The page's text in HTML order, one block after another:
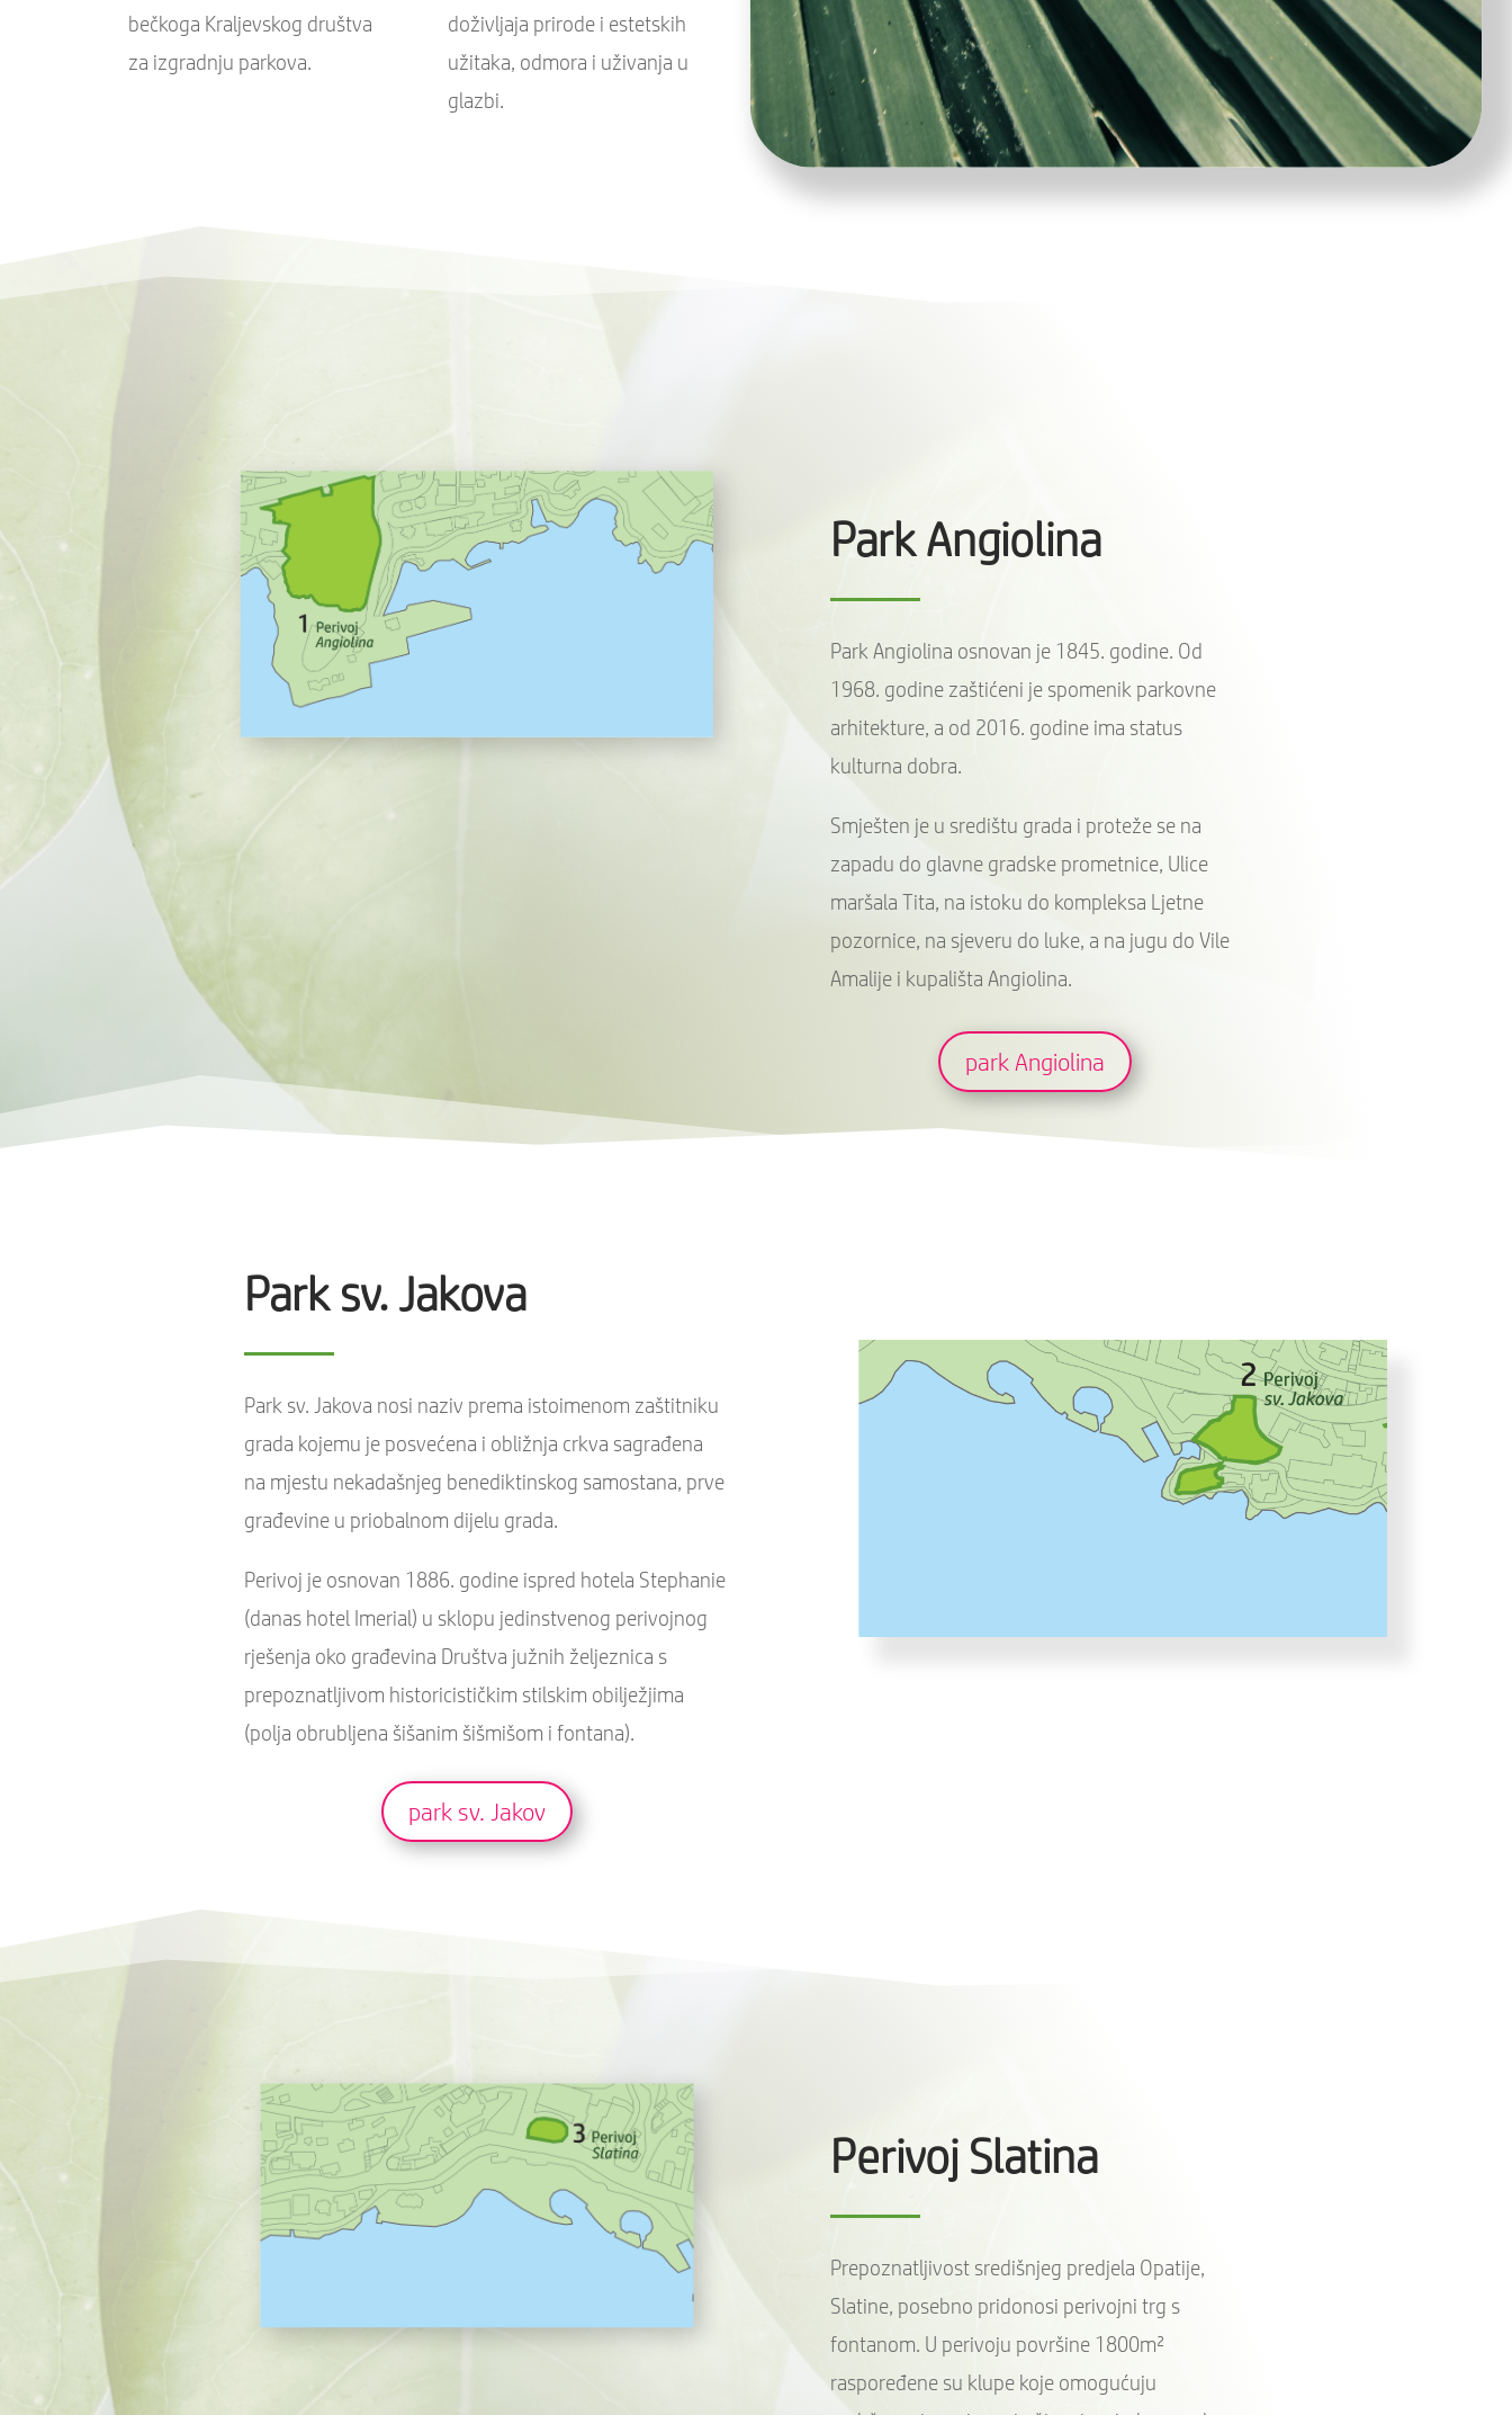
bečkoga Kraljevskog društva
za izgradnju parkova.
doživljaja prirode i estetskih
užitaka, odmora i uživanja u
glazbi.
Park Angiolina
Park Angiolina osnovan je 1845. godine. Od
1968. godine zaštićeni je spomenik parkovne
arhitekture, a od 2016. godine ima status
kulturna dobra.
Smješten je u središtu grada i proteže se na
zapadu do glavne gradske prometnice, Ulice
maršala Tita, na istoku do kompleksa Ljetne
pozornice, na sjeveru do luke, a na jugu do Vile
Amalije i kupališta Angiolina.
park Angiolina
Park sv. Jakova
Park sv. Jakova nosi naziv prema istoimenom zaštitniku
grada kojemu je posvećena i obližnja crkva sagrađena
na mjestu nekadašnjeg benediktinskog samostana, prve
građevine u priobalnom dijelu grada.
Perivoj je osnovan 1886. godine ispred hotela Stephanie
(danas hotel Imerial) u sklopu jedinstvenog perivojnog
rješenja oko građevina Društva južnih željeznica s
prepoznatljivom historicističkim stilskim obilježjima
(polja obrubljena šišanim šišmišom i fontana).
park sv. Jakov
Perivoj Slatina
Prepoznatljivost središnjeg predjela Opatije,
Slatine, posebno pridonosi perivojni trg s
fontanom. U perivoju površine 1800m²
raspoređene su klupe koje omogućuju